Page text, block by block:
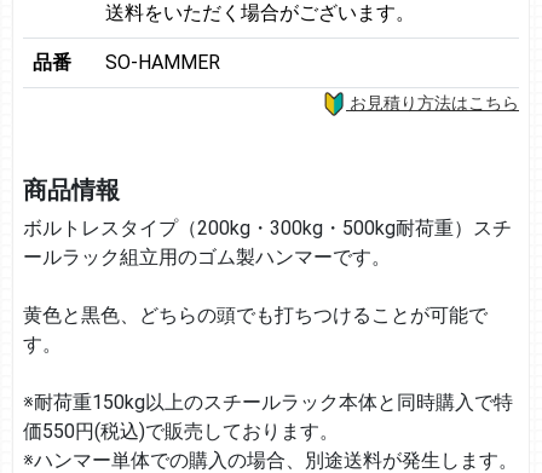
送料をいただく場合がございます。
品番 SO-HAMMER
お見積り方法はこちら
商品情報
ボルトレスタイプ（200kg・300kg・500kg耐荷重）スチ
ールラック組立用のゴム製ハンマーです。
黄色と黒色、どちらの頭でも打ちつけることが可能で
す。
※耐荷重150kg以上のスチールラック本体と同時購入で特
価550円(税込)で販売しております。
※ハンマー単体での購入の場合、別途送料が発生します。